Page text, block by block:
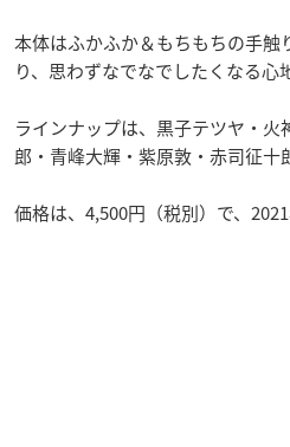
本体はふかふか＆もちもちの手触
り、思わずなでなでしたくなる心
ラインナップは、黒子テツヤ・
郎・青峰大輝・紫原敦・赤司征十
価格は、4,500円（税別）で、